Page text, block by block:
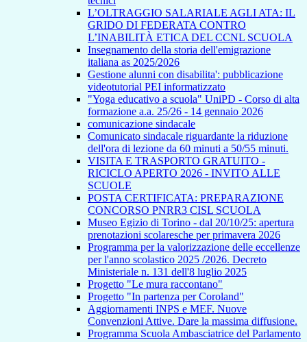
L’OLTRAGGIO SALARIALE AGLI ATA: IL
GRIDO DI FEDERATA CONTRO
L’INABILITÀ ETICA DEL CCNL SCUOLA
Insegnamento della storia dell'emigrazione
italiana as 2025/2026
Gestione alunni con disabilita': pubblicazione
videotutorial PEI informatizzato
"Yoga educativo a scuola" UniPD - Corso di alta
formazione a.a. 25/26 - 14 gennaio 2026
comunicazione sindacale
Comunicato sindacale riguardante la riduzione
dell'ora di lezione da 60 minuti a 50/55 minuti.
VISITA E TRASPORTO GRATUITO -
RICICLO APERTO 2026 - INVITO ALLE
SCUOLE
POSTA CERTIFICATA: PREPARAZIONE
CONCORSO PNRR3 CISL SCUOLA
Museo Egizio di Torino - dal 20/10/25: apertura
prenotazioni scolaresche per primavera 2026
Programma per la valorizzazione delle eccellenze
per l'anno scolastico 2025 /2026. Decreto
Ministeriale n. 131 dell'8 luglio 2025
Progetto "Le mura raccontano"
Progetto "In partenza per Coroland"
Aggiornamenti INPS e MEF. Nuove
Convenzioni Attive. Dare la massima diffusione.
Programma Scuola Ambasciatrice del Parlamento